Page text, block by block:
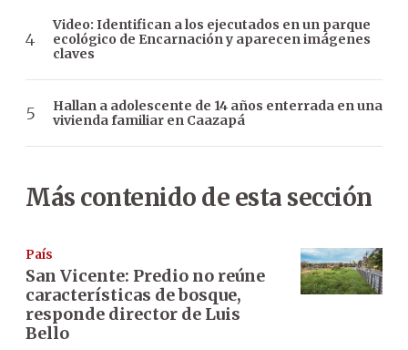
Video: Identifican a los ejecutados en un parque
ecológico de Encarnación y aparecen imágenes
claves
Hallan a adolescente de 14 años enterrada en una
vivienda familiar en Caazapá
Más contenido de esta sección
País
San Vicente: Predio no reúne
características de bosque,
responde director de Luis
Bello